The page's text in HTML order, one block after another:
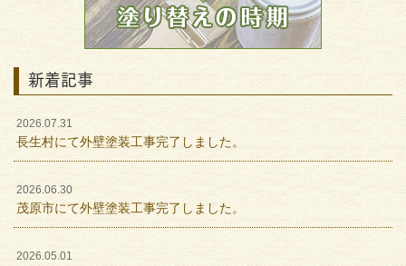
新着記事
2026.07.31
長生村にて外壁塗装工事完了しました。
2026.06.30
茂原市にて外壁塗装工事完了しました。
2026.05.01